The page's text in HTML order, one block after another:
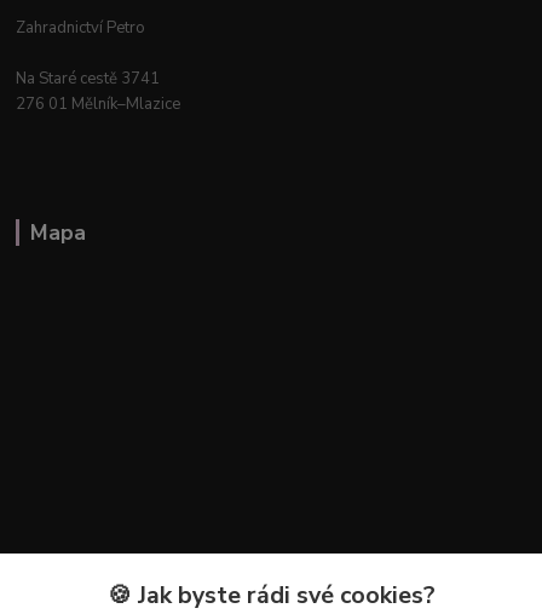
Zahradnictví Petro
Na Staré cestě 3741
276 01 Mělník–Mlazice
Mapa
Kontakty🍪 Jak byste rádi své cookies?